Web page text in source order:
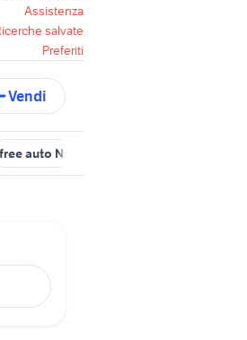
Assistenza
salvate
Preferiti
Vendi
free auto Napoli provincia